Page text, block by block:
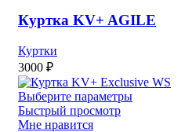
Куртка KV+ AGILE
Куртки
3000 ₽
Выберите параметры
Быстрый просмотр
Мне нравится